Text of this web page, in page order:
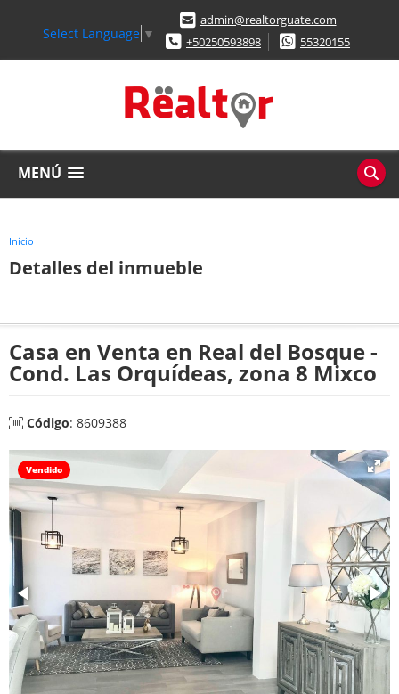
Select Language ▼
admin@realtorguate.com
+50250593898
55320155
MENÚ
Inicio
Detalles del inmueble
Casa en Venta en Real del Bosque -
Cond. Las Orquídeas, zona 8 Mixco
Código: 8609388
Vendido